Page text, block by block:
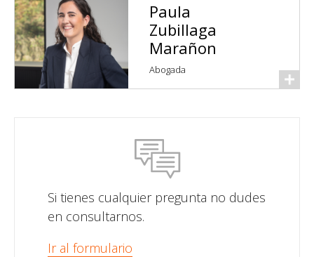
Paula
Zubillaga
Marañon
Abogada
Si tienes cualquier pregunta no dudes
en consultarnos.
Ir al formulario